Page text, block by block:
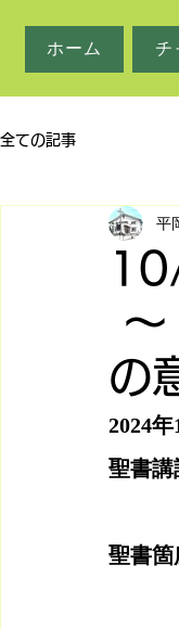
ホーム チ
全ての記事
～
の
平
2024
聖書講
～〈
聖書箇